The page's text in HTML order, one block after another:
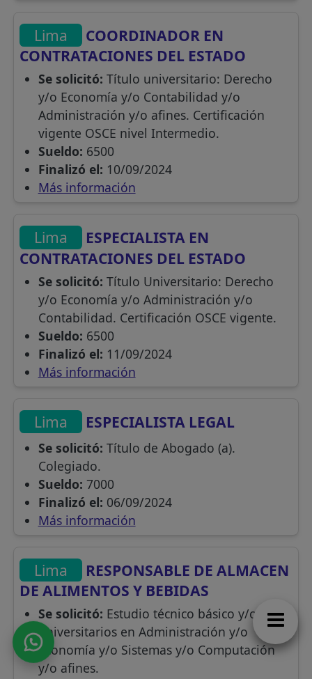
Lima
COORDINADOR EN
CONTRATACIONES DEL ESTADO
Se solicitó: Título universitario: Derecho
y/o Economía y/o Contabilidad y/o
Administración y/o afines. Certificación
vigente OSCE nivel Intermedio.
Sueldo: 6500
Finalizó el: 10/09/2024
Más información
Lima
ESPECIALISTA EN
CONTRATACIONES DEL ESTADO
Se solicitó: Título Universitario: Derecho
y/o Economía y/o Administración y/o
Contabilidad. Certificación OSCE vigente.
Sueldo: 6500
Finalizó el: 11/09/2024
Más información
Lima ESPECIALISTA LEGAL
Se solicitó: Título de Abogado (a).
Colegiado.
Sueldo: 7000
Finalizó el: 06/09/2024
Más información
Lima
RESPONSABLE DE ALMACEN
DE ALIMENTOS Y BEBIDAS
Se solicitó: Estudio técnico básico y/o
universitarios en Administración y/o
Economía y/o Sistemas y/o Computación
y/o afines.